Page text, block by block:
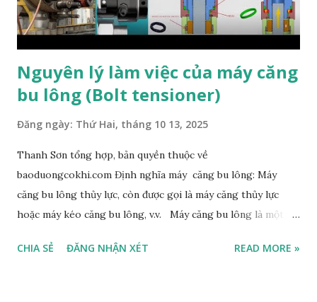
các chu kỳ áp suất có thể tạo ra vết nứt mỏi, đặc b...
Nguyên lý làm việc của máy căng
bu lông (Bolt tensioner)
Đăng ngày: Thứ Hai, tháng 10 13, 2025
Thanh Sơn tổng hợp, bản quyền thuộc về
baoduongcokhi.com Định nghĩa máy căng bu lông: Máy
căng bu lông thủy lực, còn được gọi là máy căng thủy lực
hoặc máy kéo căng bu lông, v.v. Máy căng bu lông là một
kích dạng vòng được lắp đặt trên guzong (stud) và đai ốc
CHIA SẺ ĐĂNG NHẬN XÉT READ MORE »